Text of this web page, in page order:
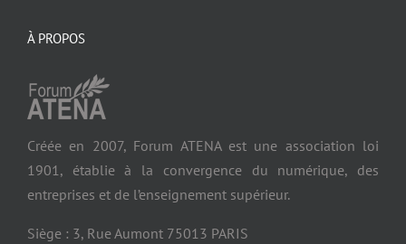
À PROPOS
Créée en 2007, Forum ATENA est une association loi
1901, établie à la convergence du numérique, des
entreprises et de l’enseignement supérieur.
Siège : 3, Rue Aumont 75013 PARIS